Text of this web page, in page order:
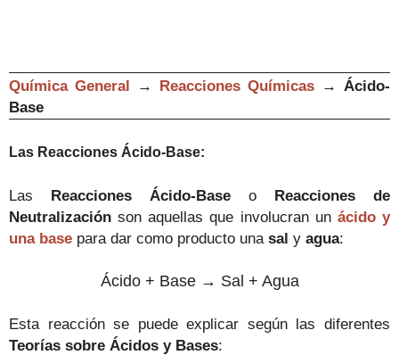
Química General → Reacciones Químicas → Ácido-
Base
Las Reacciones Ácido-Base:
Las Reacciones Ácido-Base o
Reacciones de
Neutralizaciónson aquellas que involucran un ácido y
una base para dar como producto una sal y agua:
Ácido + Base → Sal + Agua
Esta reacción se puede explicar según las diferentes
Teorías sobre Ácidos y Bases: